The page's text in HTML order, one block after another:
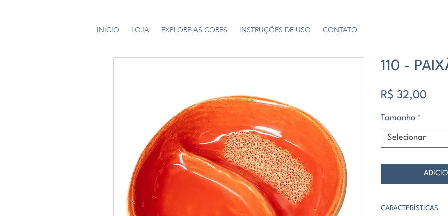
INÍCIO LOJA EXPLORE AS CORES INSTRUÇÕES DE USO CONTATO
110 -
R$ 32,00
Tamanho *
Selecionar
CARACTERÍSTICAS